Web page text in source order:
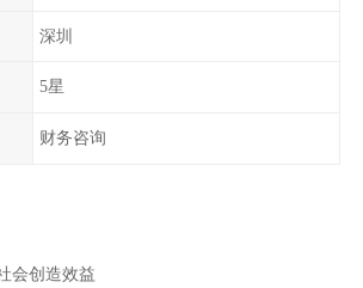
深圳
5星
财务咨询
会创造效益